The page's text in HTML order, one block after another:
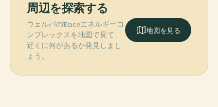
周辺を探索する
ウェルバのEnceエネルギーコ
ンプレックスを地図で見て、
近くに何があるか発見しまし
ょう。
地図を見る